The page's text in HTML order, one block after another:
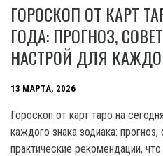
ГОРОСКОП ОТ КАРТ
ГОДА: ПРОГНОЗ,
НАСТРОЙ ДЛЯ
13 МАРТА, 2026
Гороскоп от карт таро на
каждого знака зодиака:
практические рекомендации,